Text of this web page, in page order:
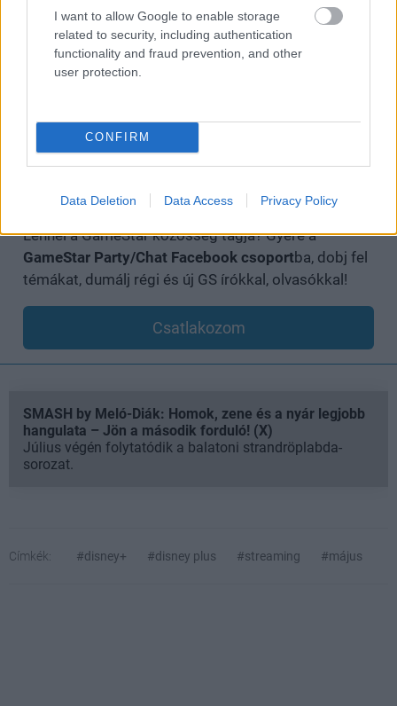
I want to allow Google to enable storage
related to security, including authentication
functionality and fraud prevention, and other
user protection.
CONFIRM
Data Deletion Data Access Privacy Policy
(minden epizód elérhető)
Matteo Lane: Al Dente- május 16.
Üdv Wrexhamben! 4. évad
Beszélgetnél velünk erről a hírről?
Lennél a GameStar közösség tagja? Gyere a
GameStar Party/Chat Facebook csoportba, dobj fel
témákat, dumálj régi és új GS írókkal, olvasókkal!
Csatlakozom
SMASH by Meló-Diák: Homok, zene és a nyár legjobb
hangulata – Jön a második forduló! (X)
Július végén folytatódik a balatoni strandröplabda-
sorozat.
Címkék: #disney+ #disney plus #streaming #május